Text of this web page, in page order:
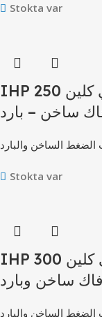
Stokta var
IHP 250 غسالة سيارات بالضغط العالي كلين
ساخن – بارد
الضغط الساخن والبارد
Stokta var
IHP 300 ماكينة الغسيل بالضغط العالي كلين
فاك ساخن وبارد
الضغط الساخن والبارد